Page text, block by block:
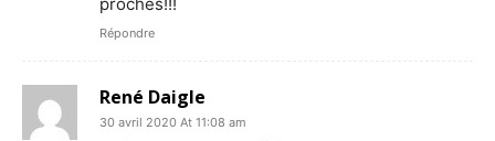
Répondre
René Daigle
30 avril 2020 At 11:08 am